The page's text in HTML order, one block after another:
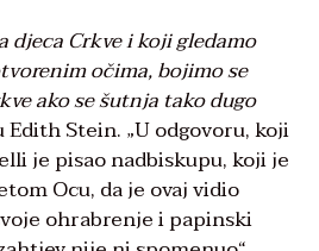
djeca Crkve i koji gledamo
očima, bojimo se
ako se šutnja tako dugo
Stein. „U odgovoru, koji
je pisao nadbiskupu, koji je
Ocu, da je ovaj vidio
ohrabrenje i papinski